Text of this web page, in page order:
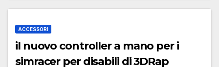
ACCESSORI
il nuovo controller a mano per i
simracer per disabili di 3DRap